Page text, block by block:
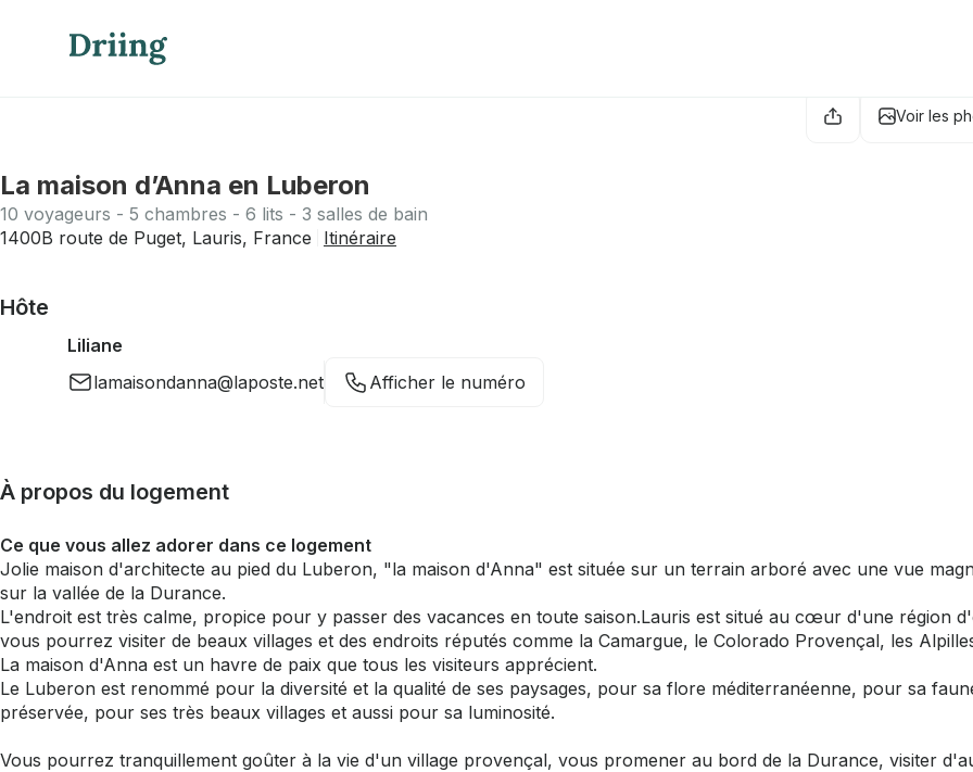
Voir les
La maison d’Anna en Luberon
10 voyageurs - 5 chambres - 6 lits - 3 salles de bain
1400B route de Puget, Lauris, France
Itinéraire
Hôte
Liliane
lamaisondanna@laposte.net
Afficher le numéro
À propos du logement
Ce que vous allez adorer dans ce logement
Jolie maison d'architecte au pied du Luberon, "la maison d'Anna" est située sur un terrain arboré avec une vue
sur la vallée de la Durance.
L'endroit est très calme, propice pour y passer des vacances en toute saison.Lauris est situé au cœur d'une région
vous pourrez visiter de beaux villages et des endroits réputés comme la Camargue, le Colorado Provençal, les
La maison d'Anna est un havre de paix que tous les visiteurs apprécient.
Le Luberon est renommé pour la diversité et la qualité de ses paysages, pour sa flore méditerranéenne, pour sa
préservée, pour ses très beaux villages et aussi pour sa luminosité.
Vous pourrez tranquillement goûter à la vie d'un village provençal, vous promener au bord de la Durance, visiter